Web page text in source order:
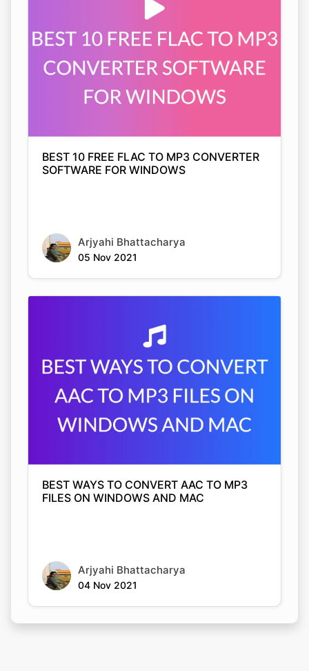
BEST 10 FREE FLAC TO MP3 CONVERTER
SOFTWARE FOR WINDOWS
Arjyahi Bhattacharya
05 Nov 2021
BEST WAYS TO CONVERT AAC TO MP3
FILES ON WINDOWS AND MAC
Arjyahi Bhattacharya
04 Nov 2021